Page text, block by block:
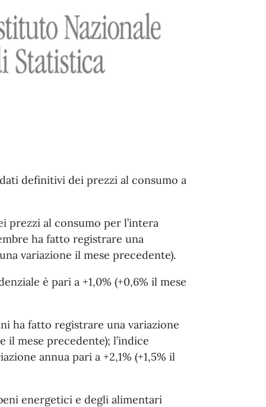
definitivi dei prezzi al consumo a
prezzi al consumo per l’intera
ha fatto registrare una
variazione il mese precedente).
è pari a +1,0% (+0,6% il mese
ha fatto registrare una variazione
il mese precedente); l’indice
annua pari a +2,1% (+1,5% il
energetici e degli alimentari